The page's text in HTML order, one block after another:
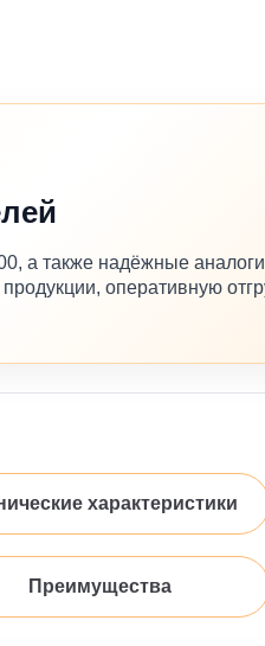
а также надёжные
оперативную
характеристики
Преимущества